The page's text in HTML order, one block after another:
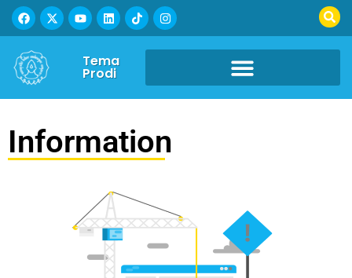
Tema
Prodi
Information